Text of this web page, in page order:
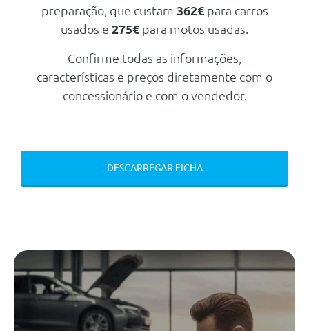
Pacote Drive And Park
Park Assist - Assistente De
Estacionamento E Sensores De
Estacionamento Dianteiros E
Cruise Control Com Preparação
Para Controlo De Velocidade
Controlo Da Pressão Dos Pneus
Sistema De Aviso Da Pressao Dos
Reconhecimento De Sinais De
Transito
Lane Departure Warning And
Emergency Assist
Park Assist - Assistente De
preparação, que custam 362€para carros
usados e 275€ para motos usadas.
Confirme todas as informações,
características e preços diretamente com o
concessionário e com o vendedor.
DESCARREGAR FICHA